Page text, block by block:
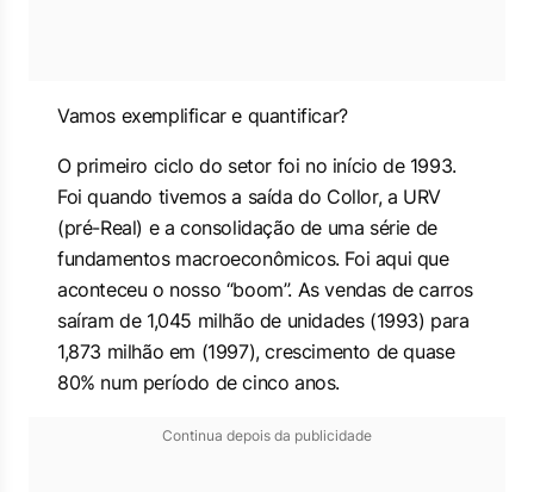
Vamos exemplificar e quantificar?
O primeiro ciclo do setor foi no início de 1993.
Foi quando tivemos a saída do Collor, a URV
(pré-Real) e a consolidação de uma série de
fundamentos macroeconômicos. Foi aqui que
aconteceu o nosso “boom”. As vendas de carros
saíram de 1,045 milhão de unidades (1993) para
1,873 milhão em (1997), crescimento de quase
80% num período de cinco anos.
Continua depois da publicidade